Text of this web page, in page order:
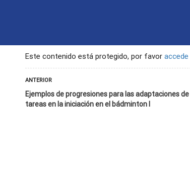
Este contenido está protegido, por favor accede
ANTERIOR
Ejemplos de progresiones para las adaptaciones de
tareas en la iniciación en el bádminton I